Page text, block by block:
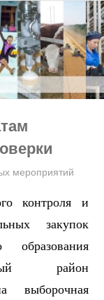
мероприятий
контроля и
закупок
образования
район
выборочная